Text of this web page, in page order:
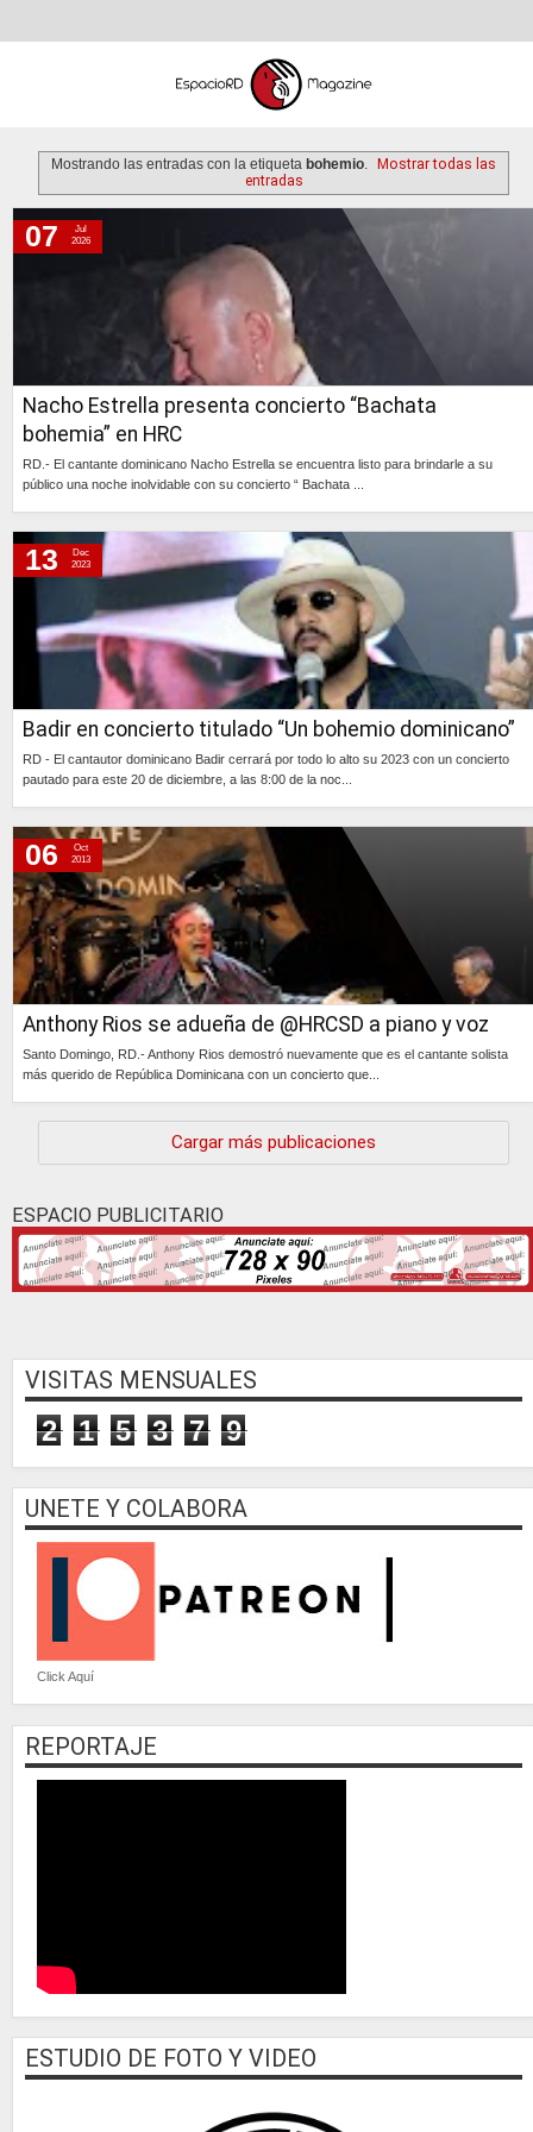
Mostrando las entradas con la etiquetabohemio
Mostrar todas las
entradas
martes, 7 de julio de 2026
Nacho Estrella presenta concierto “Bachata
bohemia” en HRC
RD.- El cantante dominicano Nacho Estrella se encuentra listo para brindarle a su
público una noche inolvidable con su concierto “ Bachata ...
07
Jul
2026
miércoles, 13 de diciembre de 2023
Badir en concierto titulado “Un bohemio dominicano”
RD - El cantautor dominicano Badir cerrará por todo lo alto su 2023 con un concierto
pautado para este 20 de diciembre, a las 8:00 de la noc...
13
Dec
2023
Anthony Rios se adueña de @HRCSD a piano y voz
Santo Domingo, RD.- Anthony Rios demostró nuevamente que es el cantante solista
más querido de República Dominicana con un concierto que...
06
Oct
2013
Cargar más publicaciones
ESPACIO PUBLICITARIO
VISITAS MENSUALES
2 1 5 3 7 9
UNETE Y COLABORA
Click Aquí
REPORTAJE
ESTUDIO DE FOTO Y VIDEO